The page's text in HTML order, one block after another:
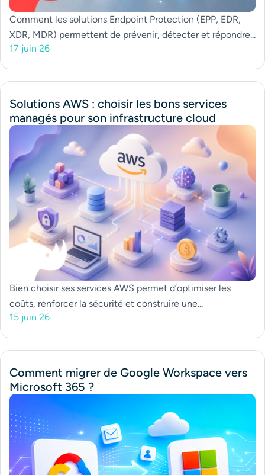
Comment les solutions Endpoint Protection (EPP, EDR,
XDR, MDR) permettent de prévenir, détecter et répondre...
17 juin 26
Solutions AWS : choisir les bons services
managés pour son infrastructure cloud
Bien choisir ses services AWS permet d’optimiser les
coûts, renforcer la sécurité et construire une...
15 juin 26
Comment migrer de Google Workspace vers
Microsoft 365 ?